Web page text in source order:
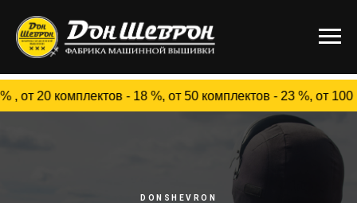
- 18 %, от 50 комплектов - 23 %, от 100
DONSHEVRON